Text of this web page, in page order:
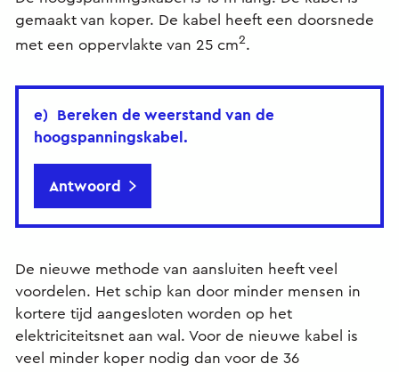
gemaakt van koper. De kabel heeft een doorsnede
met een oppervlakte van 25 cm2.
e) Bereken de weerstand van de
hoogspanningskabel.
Antwoord
De nieuwe methode van aansluiten heeft veel
voordelen. Het schip kan door minder mensen in
kortere tijd aangesloten worden op het
elektriciteitsnet aan wal. Voor de nieuwe kabel is
veel minder koper nodig dan voor de 36